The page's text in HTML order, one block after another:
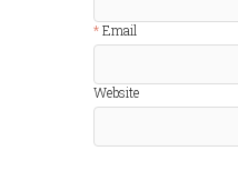
Email
Website